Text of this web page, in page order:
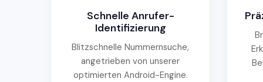
Schnelle Anrufer-
Identifizierung
Blitzschnelle Nummernsuche,
angetrieben von unserer
optimierten Android-Engine.